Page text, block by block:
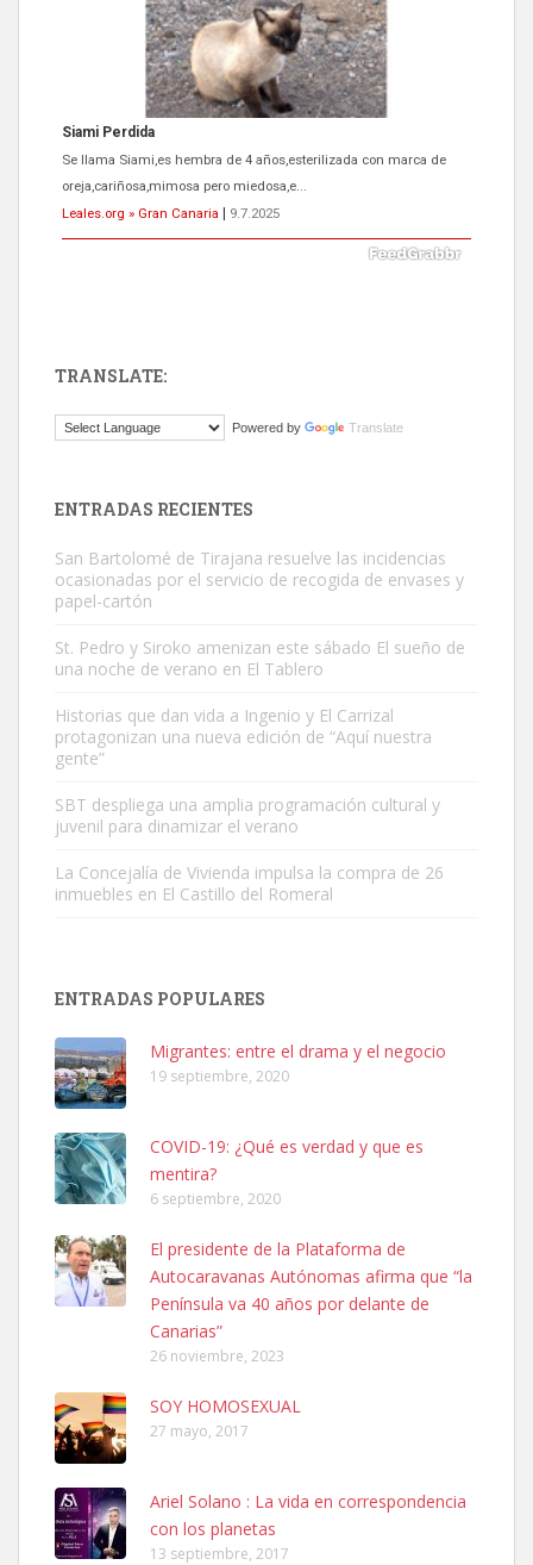
ADOPCIÓN URGENTE GATA TEROR GRAN CANARIA
El ayuntamiento se va a llevar a Los Gatos callejeros de la zona los
próximos días, ella incluida...
Leales.org » Gran Canaria
9.7.2025
Este gato macho ha aparecido en la calle hace menos de un mes,
Busco adopción responsable para mi perra. Pastor alemán,
hembra, 4 años. Por motivos personales ...
Leales.org » Gran Canaria
Leales.org » Gran Canaria
Ninfa perdida
El día 5 se los perdió una ninfa papillera, asustada tiene miedo a la
calle, se perdió por la zon...
Leales.org » Gran Canaria
6.7.2025
Adopcion
Busco casa de acogida para mi perrita ya que por temas de trabajo
TRANSLATE:
Powered by Translate
ENTRADAS RECIENTES
San Bartolomé de Tirajana resuelve las incidencias
ocasionadas por el servicio de recogida de envases y
papel-cartón
St. Pedro y Siroko amenizan este sábado El sueño de
una noche de verano en El Tablero
Historias que dan vida a Ingenio y El Carrizal
protagonizan una nueva edición de “Aquí nuestra
gente”
SBT despliega una amplia programación cultural y
juvenil para dinamizar el verano
La Concejalía de Vivienda impulsa la compra de 26
inmuebles en El Castillo del Romeral
ENTRADAS POPULARES
Migrantes: entre el drama y el negocio
19 septiembre, 2020
COVID-19: ¿Qué es verdad y que es
mentira?
6 septiembre, 2020
El presidente de la Plataforma de
Autocaravanas Autónomas afirma que “la
Península va 40 años por delante de
Canarias”
26 noviembre, 2023
SOY HOMOSEXUAL
27 mayo, 2017
Ariel Solano : La vida en correspondencia
con los planetas
13 septiembre, 2017